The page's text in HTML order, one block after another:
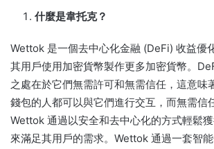
什麼是韋托克？
Wettok 是一個去中心化金融 (DeFi) 收益優
其用戶使用加密貨幣製作更多加密貨幣。
之處在於它們無需許可和無需信任，這意味
錢包的人都可以與它們進行交互，而無需信
Wettok 通過以安全和去中心化的方式輕鬆
來滿足其用戶的需求。 Wettok 通過一套智